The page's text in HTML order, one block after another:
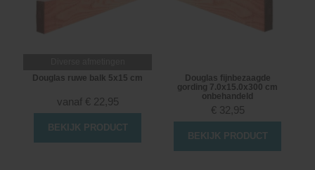
Douglas ruwe balk 5x15 cm
vanaf € 22,95
BEKIJK PRODUCT
Douglas fijnbezaagde
gording 7.0x15.0x300 cm
onbehandeld
€ 32,95
BEKIJK PRODUCT